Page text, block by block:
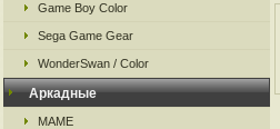
Game Boy Color
Sega Game Gear
WonderSwan / Color
Аркадные
MAME